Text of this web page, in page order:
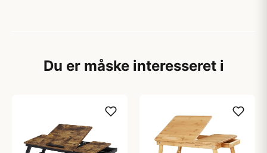
Du er måske interesseret i